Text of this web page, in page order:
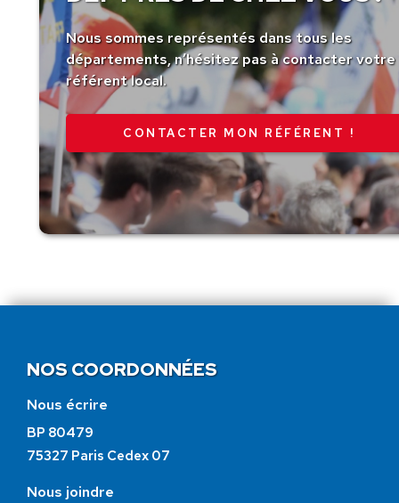
Nous sommes représentés dans tous les
départements, n’hésitez pas à contacter votre
référent local.
CONTACTER MON RÉFÉRENT !
NOS COORDONNÉES
Nous écrire
BP 80479
75327 Paris Cedex 07
Nous joindre